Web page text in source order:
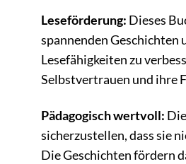
Leseförderung: Dieses
spannenden Geschichten
Lesefähigkeiten zu
Selbstvertrauen und ihre
Pädagogisch wertvoll: Die
sicherzustellen, dass sie
Die Geschichten fördern